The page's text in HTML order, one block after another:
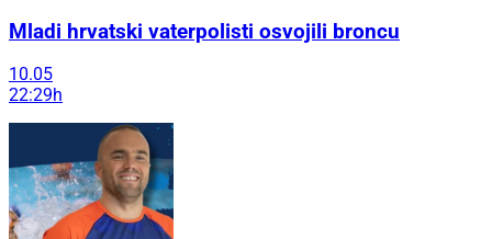
Mladi hrvatski vaterpolisti osvojili broncu
10.05
22:29h